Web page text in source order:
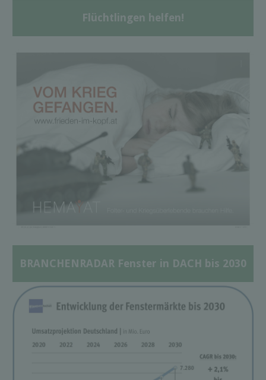
Flüchtlingen helfen!
BRANCHENRADAR Fenster in DACH bis 2030